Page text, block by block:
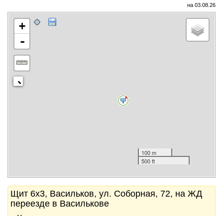
на 03.08.26
+
-
100 m
500 ft
Щит 6x3, Васильков, ул. Соборная, 72, на ЖД
переезде в Василькове